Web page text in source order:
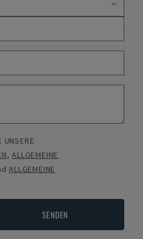
UNSERE
,ALLGEMEINE
ALLGEMEINE
SENDEN